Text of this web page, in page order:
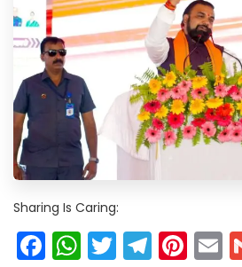
Sharing Is Caring:
Facebook
WhatsApp
Twitter